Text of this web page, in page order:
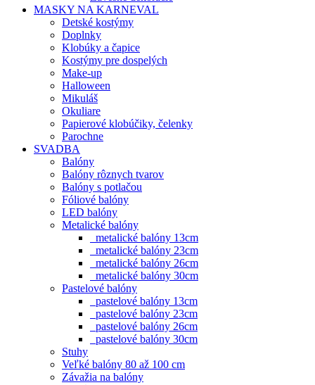
MASKY NA KARNEVAL
Detské kostýmy
Doplnky
Klobúky a čapice
Kostýmy pre dospelých
Make-up
Halloween
Mikuláš
Okuliare
Papierové klobúčiky, čelenky
Parochne
SVADBA
Balóny
Balóny rôznych tvarov
Balóny s potlačou
Fóliové balóny
LED balóny
Metalické balóny
metalické balóny 13cm
metalické balóny 23cm
metalické balóny 26cm
metalické balóny 30cm
Pastelové balóny
pastelové balóny 13cm
pastelové balóny 23cm
pastelové balóny 26cm
pastelové balóny 30cm
Stuhy
Veľké balóny 80 až 100 cm
Závažia na balóny